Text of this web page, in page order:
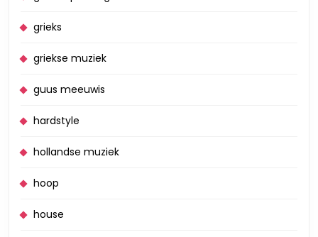
grieks
griekse muziek
guus meeuwis
hardstyle
hollandse muziek
hoop
house